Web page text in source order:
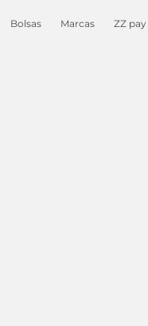
Bolsas Marcas ZZ pay